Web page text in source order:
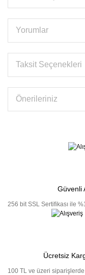
Yorumlar
Taksit Seçenekleri
Önerileriniz
Güvenli
256 bit SSL Sertifikası ile
Ücretsiz
100 TL ve üzeri